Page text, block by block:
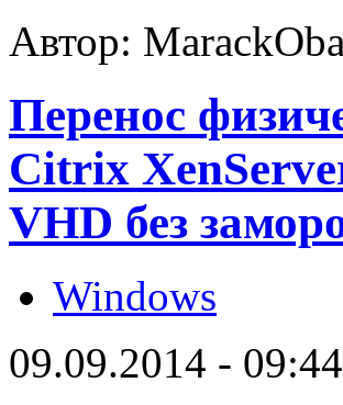
Автор:
Перенос
Citrix
VHD без
Windows
09.09.2014 - 09:44